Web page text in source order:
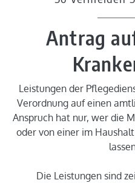
Antrag
Leistungen der
Verordnung auf einen
Anspruch hat nur, wer die
oder von einer im
Die Leistungen sind